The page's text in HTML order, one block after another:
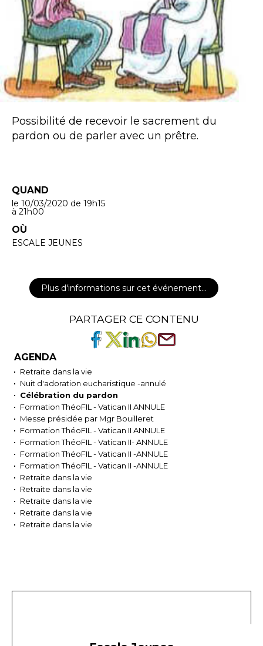
Possibilité de recevoir le sacrement du
pardon ou de parler avec un prêtre.
QUAND
le 10/03/2020 de 19h15
à 21h00
OÙ
ESCALE JEUNES
Plus d'informations sur cet événement…
PARTAGER CE CONTENU
AGENDA
Retraite dans la vie
Nuit d'adoration eucharistique -annulé
Célébration du pardon
Formation ThéoFIL - Vatican II ANNULE
Messe présidée par Mgr Bouilleret
Formation ThéoFIL - Vatican II ANNULE
Formation ThéoFIL - Vatican II- ANNULE
Formation ThéoFIL - Vatican II -ANNULE
Formation ThéoFIL - Vatican II -ANNULE
Retraite dans la vie
Retraite dans la vie
Retraite dans la vie
Retraite dans la vie
Retraite dans la vie